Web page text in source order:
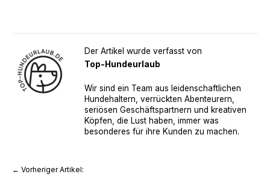
Der Artikel wurde verfasst von
Top-Hundeurlaub
Wir sind ein Team aus leidenschaftlichen
Hundehaltern, verrückten Abenteurern,
seriösen Geschäftspartnern und kreativen
Köpfen, die Lust haben, immer was
besonderes für ihre Kunden zu machen.
← Vorheriger Artikel: